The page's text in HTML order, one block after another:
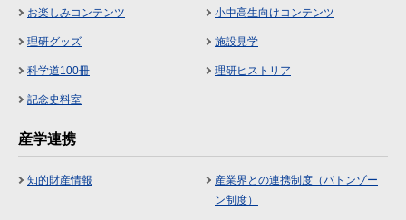
お楽しみコンテンツ 小中高生向けコンテンツ
理研グッズ 施設見学
科学道100冊 理研ヒストリア
記念史料室
産学連携
知的財産情報
産業界との連携制度（バトンゾー
ン制度）